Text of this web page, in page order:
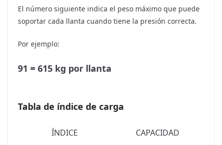
El número siguiente indica el peso máximo que puede
soportar cada llanta cuando tiene la presión correcta.
Por ejemplo:
91 = 615 kg por llanta
Tabla de índice de carga
ÍNDICE
CAPACIDAD